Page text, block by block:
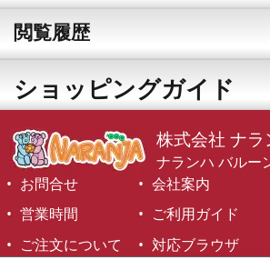
閲覧履歴
ショッピングガイド
株式会社 ナラ
ナランハ バルー
お問合せ
会社案内
営業時間
ご利用ガイド
ご注文について
対応ブラウザ